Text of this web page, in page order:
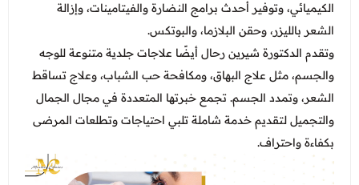
الكيميائي، وتوفير أحدث برامج النضارة والفيتامينات، وإزالة
الشعر بالليزر، وحقن البلازما، والبوتكس.
وتقدم الدكتورة شيرين رحال أيضًا علاجات جلدية متنوعة للوجه
والجسم، مثل علاج البهاق، ومكافحة حب الشباب، وعلاج تساقط
الشعر، وتمدد الجسم. تجمع خبرتها المتعددة في مجال الجمال
والتجميل لتقديم خدمة شاملة تلبي احتياجات وتطلعات المرضى
بكفاءة واحتراف.